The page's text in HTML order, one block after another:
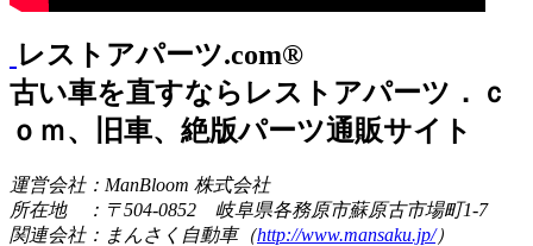
レストアパーツ.com®
古い車を直すならレストアパーツ．ｃ
ｏｍ、旧車、絶版パーツ通販サイト
運営会社：ManBloom 株式会社
所在地 ：〒504-0852 岐阜県各務原市蘇原古市場町1-7
関連会社：まんさく自動車（http://www.mansaku.jp/）